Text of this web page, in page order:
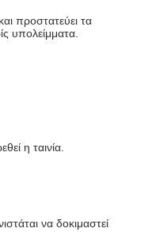
προστατεύει τα
υπολείμματα.
η ταινία.
να δοκιμαστεί